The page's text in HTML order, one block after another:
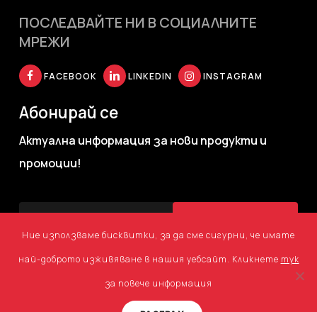
ПОСЛЕДВАЙТЕ НИ В СОЦИАЛНИТЕ
МРЕЖИ
FACEBOOK LINKEDIN INSTAGRAM
Абонирай се
Актуална информация за нови продукти и
промоции!
Ние използваме бисквитки, за да сме сигурни, че имате
най-доброто изживяване в нашия уебсайт. Кликнете тук
за повече информация
Свържете се с нас